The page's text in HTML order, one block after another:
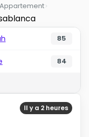
Appartement
85
84
Il y a 2 heures